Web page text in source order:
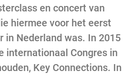
en concert van
hiermee voor het eerst
in Nederland was. In 2015
internationaal Congres in
Key Connections. In